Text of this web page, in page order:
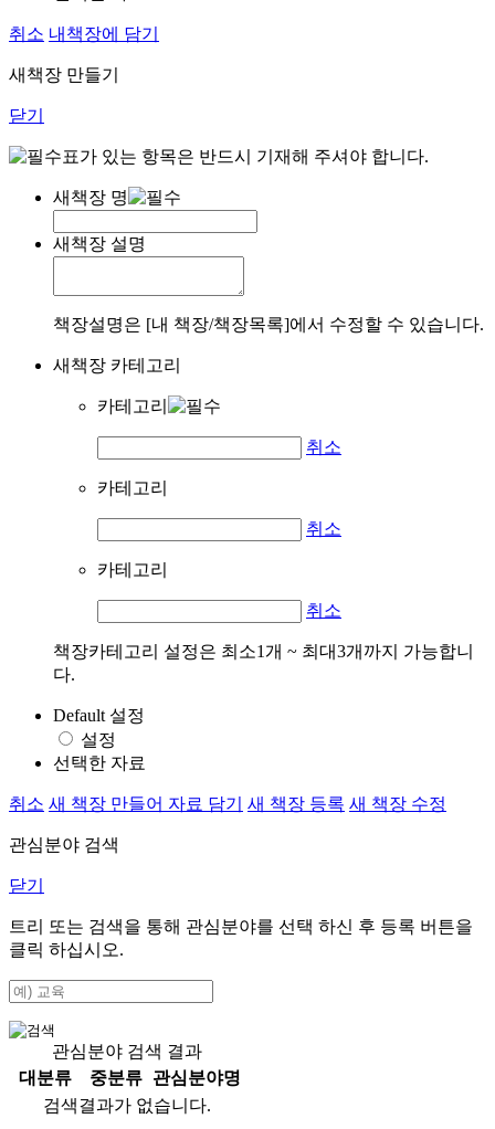
취소 내책장에 담기
새책장 만들기
닫기
표가 있는 항목은 반드시 기재해 주셔야 합니다.
새책장 명
새책장 설명
책장설명은 [내 책장/책장목록]에서 수정할 수 있습니다.
새책장 카테고리
카테고리
취소
카테고리
취소
카테고리
취소
책장카테고리 설정은 최소1개 ~ 최대3개까지 가능합니
다.
Default 설정
설정
선택한 자료
취소 새 책장 만들어 자료 담기 새 책장 등록 새 책장 수정
관심분야 검색
닫기
트리 또는 검색을 통해 관심분야를 선택 하신 후 등록 버튼을
클릭 하십시오.
관심분야 검색 결과
대분류
중분류
관심분야명
검색결과가 없습니다.